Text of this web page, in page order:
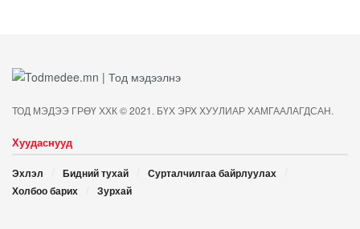
ТОД МЭДЭЭ ГРӨҮ ХХК © 2021. БҮХ ЭРХ ХУУЛИАР ХАМГААЛАГДСАН.
Хуудаснууд
Эхлэл Бидний тухай
Сурталчилгаа байрлуулах
Холбоо барих
Зурхай